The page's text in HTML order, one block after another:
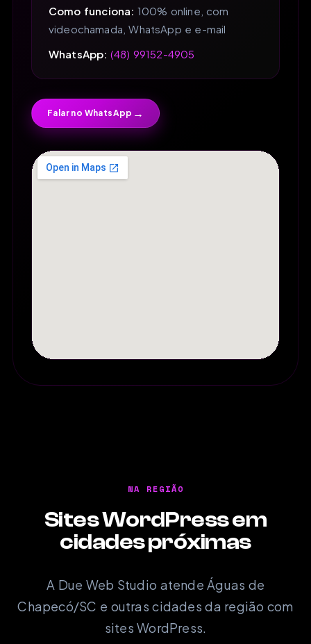
Como funciona: 100% online, com
videochamada, WhatsApp e e-mail
WhatsApp: (48) 99152-4905
Falar no WhatsApp →
NA REGIÃO
Sites WordPress em
cidades próximas
A Due Web Studio atende Águas de
Chapecó/SC e outras cidades da região com
sites WordPress.